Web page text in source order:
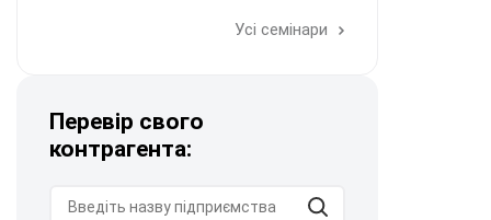
Усі семінари
Перевір свого
контрагента: